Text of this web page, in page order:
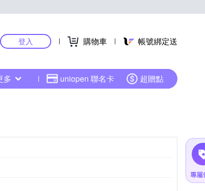
登入 購物車 帳號綁定送
多 uniopen 聯名卡 超贈點